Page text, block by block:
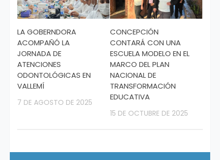
LA GOBERNDORA
ACOMPAÑÓ LA
JORNADA DE
ATENCIONES
ODONTOLÓGICAS EN
VALLEMÍ
7 DE AGOSTO DE 2025
CONCEPCIÓN
CONTARÁ CON UNA
ESCUELA MODELO EN EL
MARCO DEL PLAN
NACIONAL DE
TRANSFORMACIÓN
EDUCATIVA
15 DE OCTUBRE DE 2025